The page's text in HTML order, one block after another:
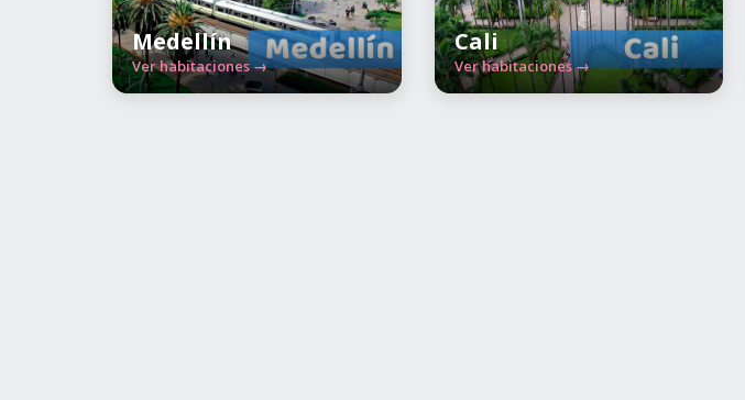
Medellín
Ver habitaciones →
Cali
Ver habitaciones →